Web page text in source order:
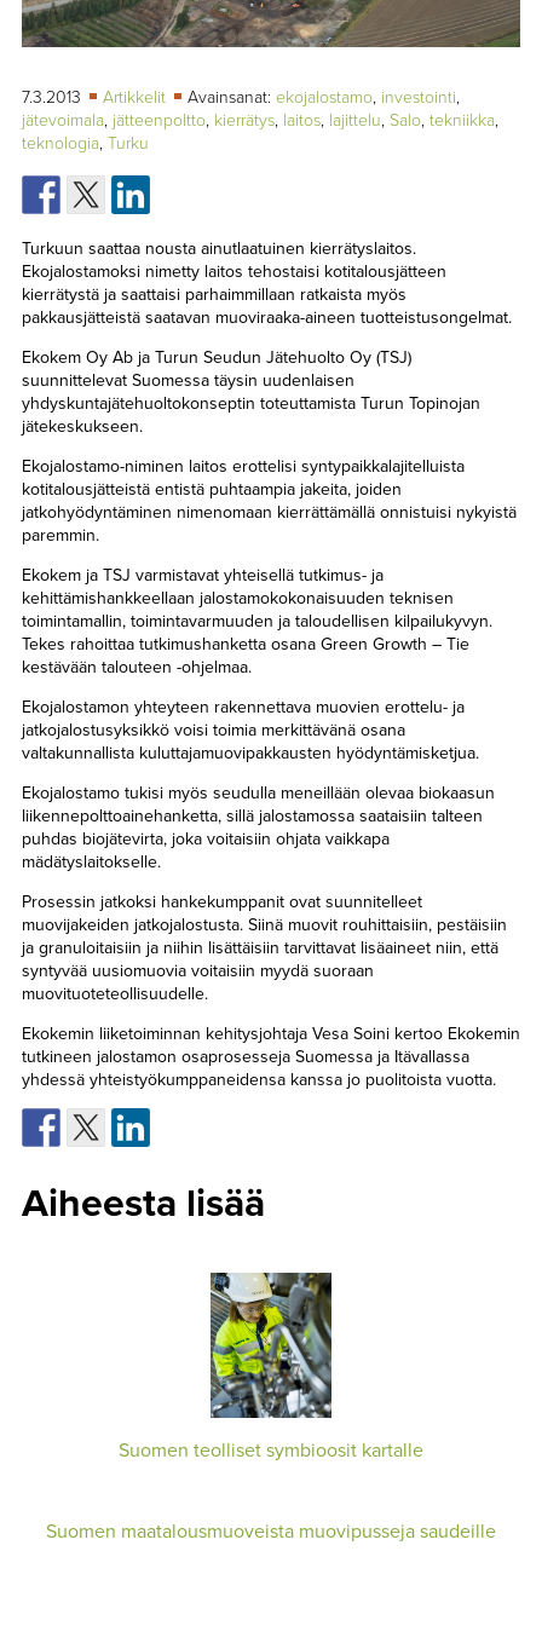
TAPAHTUMAT
7.3.2013 Artikkelit Avainsanat: ekojalostamo, investointi,
jätevoimala, jätteenpoltto, kierrätys, laitos, lajittelu, Salo, tekniikka,
teknologia, Turku
Turkuun saattaa nousta ainutlaatuinen kierrätyslaitos.
Ekojalostamoksi nimetty laitos tehostaisi kotitalousjätteen
kierrätystä ja saattaisi parhaimmillaan ratkaista myös
pakkausjätteistä saatavan muoviraaka-aineen tuotteistusongelmat.
Ekokem Oy Ab ja Turun Seudun Jätehuolto Oy (TSJ)
suunnittelevat Suomessa täysin uudenlaisen
yhdyskuntajätehuoltokonseptin toteuttamista Turun Topinojan
jätekeskukseen.
Ekojalostamo-niminen laitos erottelisi syntypaikkalajitelluista
kotitalousjätteistä entistä puhtaampia jakeita, joiden
jatkohyödyntäminen nimenomaan kierrättämällä onnistuisi nykyistä
paremmin.
Ekokem ja TSJ varmistavat yhteisellä tutkimus- ja
kehittämishankkeellaan jalostamokokonaisuuden teknisen
toimintamallin, toimintavarmuuden ja taloudellisen kilpailukyvyn.
Tekes rahoittaa tutkimushanketta osana Green Growth – Tie
kestävään talouteen -ohjelmaa.
Ekojalostamon yhteyteen rakennettava muovien erottelu- ja
jatkojalostusyksikkö voisi toimia merkittävänä osana
valtakunnallista kuluttajamuovipakkausten hyödyntämisketjua.
Ekojalostamo tukisi myös seudulla meneillään olevaa biokaasun
liikennepolttoainehanketta, sillä jalostamossa saataisiin talteen
puhdas biojätevirta, joka voitaisiin ohjata vaikkapa
mädätyslaitokselle.
Prosessin jatkoksi hankekumppanit ovat suunnitelleet
muovijakeiden jatkojalostusta. Siinä muovit rouhittaisiin, pestäisiin
ja granuloitaisiin ja niihin lisättäisiin tarvittavat lisäaineet niin, että
syntyvää uusiomuovia voitaisiin myydä suoraan
muovituoteteollisuudelle.
Ekokemin liiketoiminnan kehitysjohtaja Vesa Soini kertoo Ekokemin
tutkineen jalostamon osaprosesseja Suomessa ja Itävallassa
yhdessä yhteistyökumppaneidensa kanssa jo puolitoista vuotta.
Aiheesta lisää
Suomen teolliset symbioosit kartalle
Suomen maatalousmuoveista muovipusseja saudeille